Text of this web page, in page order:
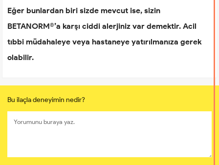
Eğer bunlardan biri sizde mevcut ise, sizin
BETANORM®’a karşı ciddi alerjiniz var demektir. Acil
tıbbi müdahaleye veya hastaneye yatırılmanıza gerek
olabilir.
Bu ilaçla deneyimin nedir?